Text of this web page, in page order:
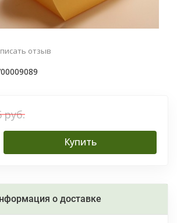
отзыв
руб.
Купить
о доставке